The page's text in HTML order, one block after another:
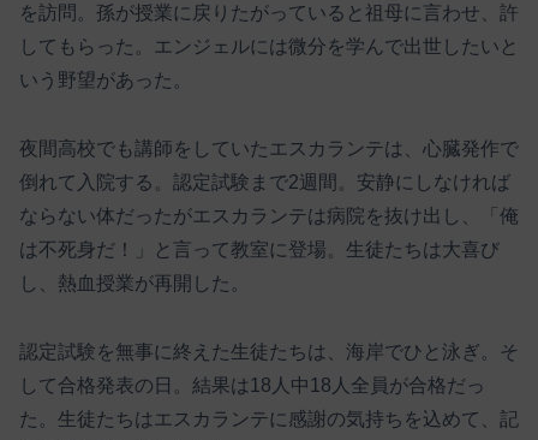
を訪問。孫が授業に戻りたがっていると祖母に言わせ、許
してもらった。エンジェルには微分を学んで出世したいと
いう野望があった。
夜間高校でも講師をしていたエスカランテは、心臓発作で
倒れて入院する。認定試験まで2週間。安静にしなければ
ならない体だったがエスカランテは病院を抜け出し、「俺
は不死身だ！」と言って教室に登場。生徒たちは大喜び
し、熱血授業が再開した。
認定試験を無事に終えた生徒たちは、海岸でひと泳ぎ。そ
して合格発表の日。結果は18人中18人全員が合格だっ
た。生徒たちはエスカランテに感謝の気持ちを込めて、記